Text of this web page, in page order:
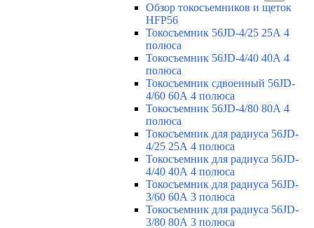
Обзор токосъемников и щеток
HFP56
Токосъемник 56JD-4/25 25А 4
полюса
Токосъемник 56JD-4/40 40А 4
полюса
Токосъемник сдвоенный 56JD-
4/60 60А 4 полюса
Токосъемник 56JD-4/80 80А 4
полюса
Токосъемник для радиуса 56JD-
4/25 25А 4 полюса
Токосъемник для радиуса 56JD-
4/40 40А 4 полюса
Токосъемник для радиуса 56JD-
3/60 60А 3 полюса
Токосъемник для радиуса 56JD-
3/80 80А 3 полюса